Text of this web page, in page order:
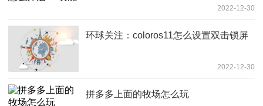
2022-12-30
环球关注：coloros11怎么设置双击锁屏
2022-12-30
拼多多上面的牧场怎么玩